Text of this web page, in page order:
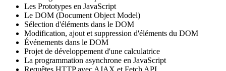
Les Prototypes en JavaScript
Le DOM (Document Object Model)
Sélection d'éléments dans le DOM
Modification, ajout et suppression d'éléments du DOM
Événements dans le DOM
Projet de développement d'une calculatrice
La programmation asynchrone en JavaScript
Requêtes HTTP avec AJAX et Fetch API